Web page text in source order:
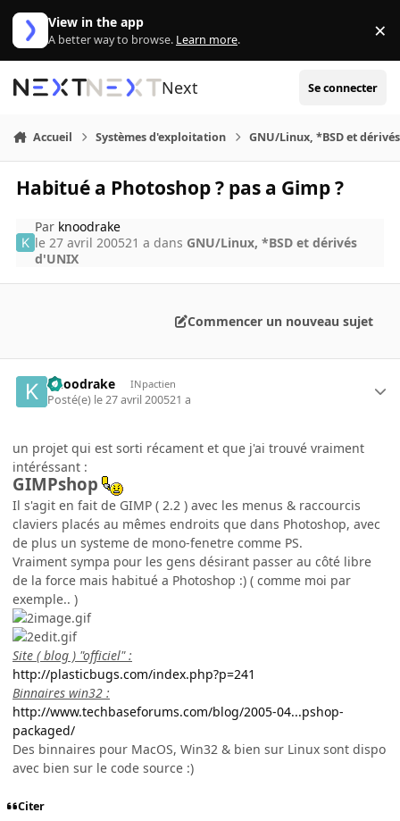
Aller au contenu
View in the app
A better way to browse. Learn more. ×
Next Se connecter
Accueil Systèmes d'exploitation GNU/Linux, *BSD et
Habitué a Photoshop ? pas a Gimp ?
Par knoodrake
le 27 avril 200521 a dans GNU/Linux, *BSD et dérivés
d'UNIX
Commencer un nouveau sujet
knoodrake INpactien
Posté(e) le 27 avril 200521 a
un projet qui est sorti récament et que j'ai trouvé vraiment
intéréssant :
GIMPshop
Il s'agit en fait de GIMP ( 2.2 ) avec les menus & raccourcis
claviers placés au mêmes endroits que dans Photoshop, avec
de plus un systeme de mono-fenetre comme PS.
Vraiment sympa pour les gens désirant passer au côté libre
de la force mais habitué a Photoshop :) ( comme moi par
exemple.. )
Site ( blog ) "officiel" :
http://plasticbugs.com/index.php?p=241
Binnaires win32 :
http://www.techbaseforums.com/blog/2005-04...pshop-
packaged/
Des binnaires pour MacOS, Win32 & bien sur Linux sont dispo
avec bien sur le code source :)
Citer